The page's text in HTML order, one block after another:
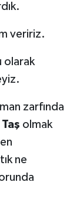
veririz.
olarak
zarfında
olmak
ne